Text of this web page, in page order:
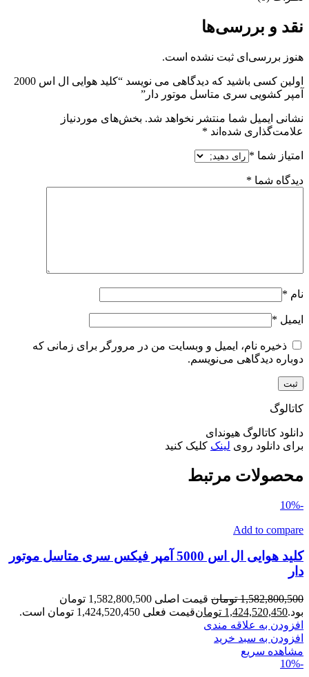
نقد و بررسی‌ها
هنوز بررسی‌ای ثبت نشده است.
اولین کسی باشید که دیدگاهی می نویسد “کلید هوایی ال اس 2000
آمپر کشویی سری متاسل موتور دار”
نشانی ایمیل شما منتشر نخواهد شد. بخش‌های موردنیاز
علامت‌گذاری شده‌اند *
امتیاز شما *
دیدگاه شما *
نام *
ایمیل *
ذخیره نام، ایمیل و وبسایت من در مرورگر برای زمانی که
دوباره دیدگاهی می‌نویسم.
کاتالوگ
دانلود کاتالوگ هیوندای
برای دانلود روی لینک کلیک کنید
محصولات مرتبط
-10%
Add to compare
کلید هوایی ال اس 5000 آمپر فیکس سری متاسل موتور
دار
1,582,800,500 تومان
قیمت اصلی 1,582,800,500 تومان
بود.1,424,520,450 تومانقیمت فعلی 1,424,520,450 تومان است.
افزودن به علاقه مندی
افزودن به سبد خرید
مشاهده سریع
-10%